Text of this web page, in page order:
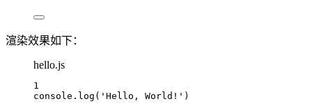
渲染效果如下：
hello.js
1
console . log ( 'Hello, World!' )